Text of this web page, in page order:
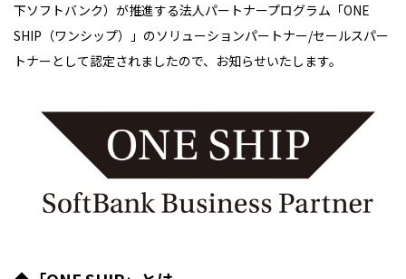
下ソフトバンク）が推進する法人パートナープログラム「ONE
SHIP（ワンシップ）」のソリューションパートナー/セールスパー
トナーとして認定されましたので、お知らせいたします。